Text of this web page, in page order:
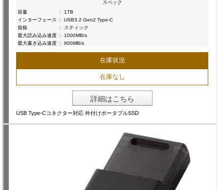
スペック
容量
:
1TB
インターフェース
:
USB3.2 Gen2 Type-C
規格
:
スティック
最大読み込み速度 :
1000MB/s
最大書き込み速度 : 800MB/s
在庫状況
在庫なし
詳細はこちら
USB Type-Cコネクター対応 外付けポータブルSSD